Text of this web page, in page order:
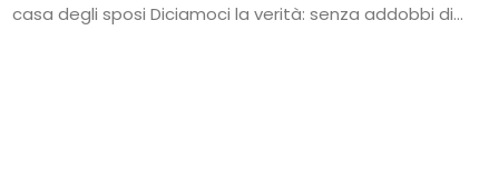
casa degli sposi Diciamoci la verità: senza addobbi di...